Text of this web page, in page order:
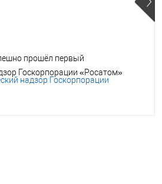
прошёл первый
Госкорпорации «Росатом»